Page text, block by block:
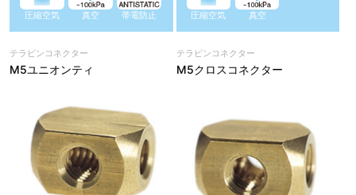
圧縮空気 真空 帯電防止 圧縮空気 真空
テラピンコネクター
M5ユニオンティ
テラピンコネクター
M5クロスコネクター